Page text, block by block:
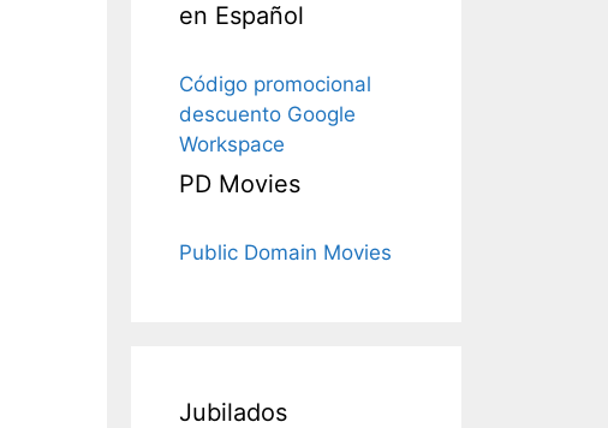
en Español
Código promocional
descuento Google
Workspace
PD Movies
Public Domain Movies
Jubilados